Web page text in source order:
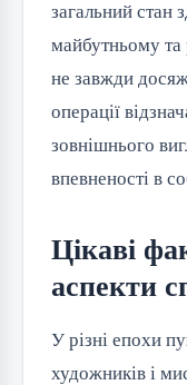
загальний стан
майбутньому та
не завжди
операції
зовнішнього
впевненості в
Цікаві
аспекти
У різні епохи
художників і